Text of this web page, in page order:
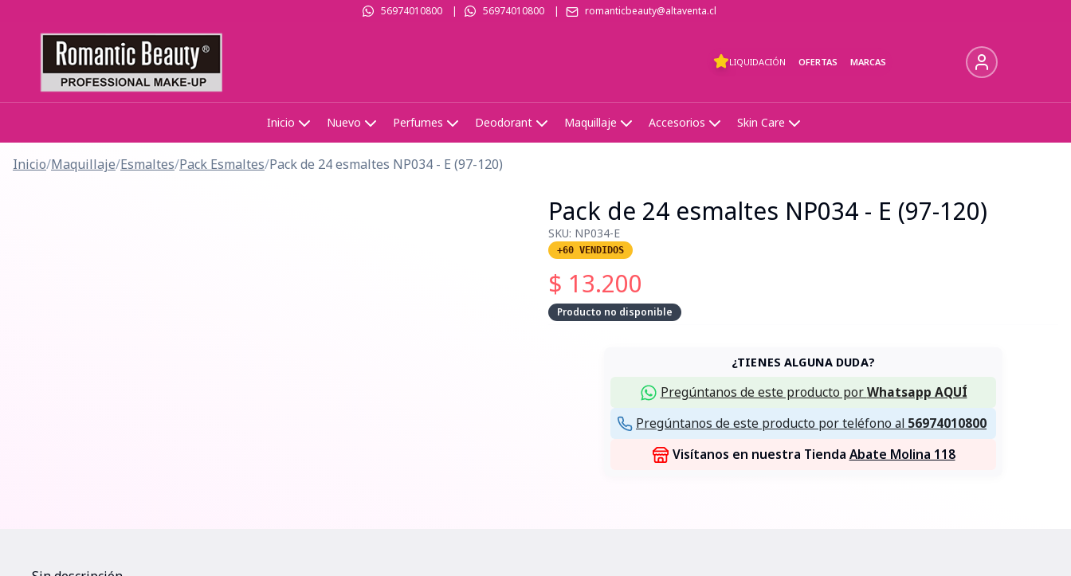
56974010800| 56974010800| romanticbeauty@altaventa.cl
LIQUIDACIÓN OFERTAS MARCAS
Inicio Nuevo Perfumes Deodorant Maquillaje Accesorios Skin Care
Inicio/Maquillaje/Esmaltes/Pack Esmaltes/Pack de 24 esmaltes NP034 - E (97-120)
Pack de 24 esmaltes NP034 - E (97-120)
SKU: NP034-E
+60 VENDIDOS
$ 13.200
Producto no disponible
¿TIENES ALGUNA DUDA?
Pregúntanos de este producto porWhatsapp AQUÍ
Pregúntanos de este producto por teléfono al 56974010800
Visítanos en nuestra Tienda Abate Molina 118